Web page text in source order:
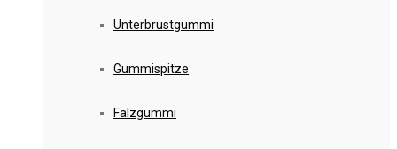
Unterbrustgummi
Gummispitze
Falzgummi